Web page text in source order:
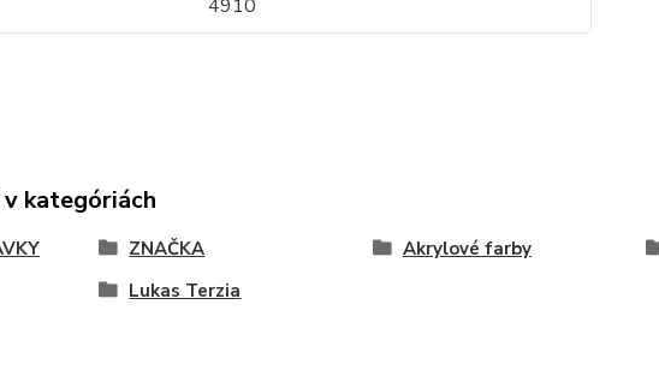
4910
kategóriách
ZNAČKA Akrylové farby
Lukas Terzia